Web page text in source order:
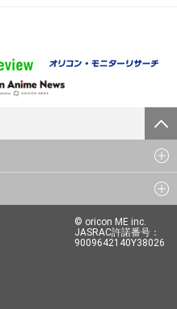
© oricon ME inc.
JASRAC許諾番号：
9009642140Y38026